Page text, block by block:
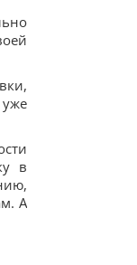
в
А